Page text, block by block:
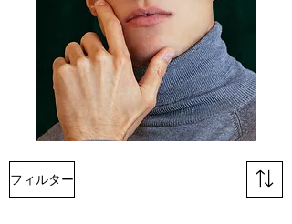
フィルター